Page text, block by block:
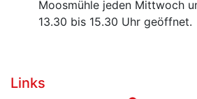
Moosmühle jeden Mittwoch
13.30 bis 15.30 Uhr geöffnet.
Links